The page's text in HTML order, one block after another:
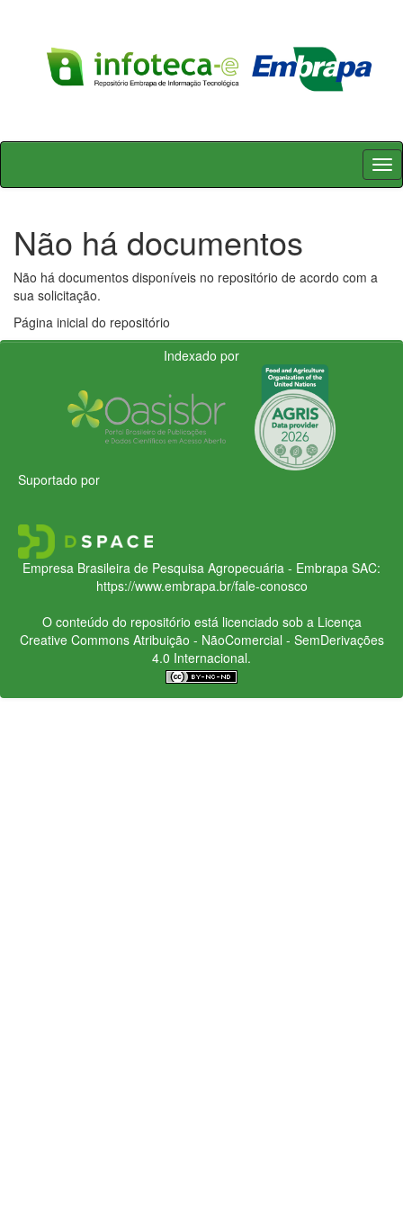
Skip
Não há documentos
Não há documentos disponíveis no repositório de acordo com a
sua solicitação.
Página inicial do repositório
Indexado por
Suportado por
Empresa Brasileira de Pesquisa Agropecuária - Embrapa SAC:
https://www.embrapa.br/fale-conosco
O conteúdo do repositório está licenciado sob a Licença
Creative CommonsAtribuição - NãoComercial - SemDerivações
4.0 Internacional.